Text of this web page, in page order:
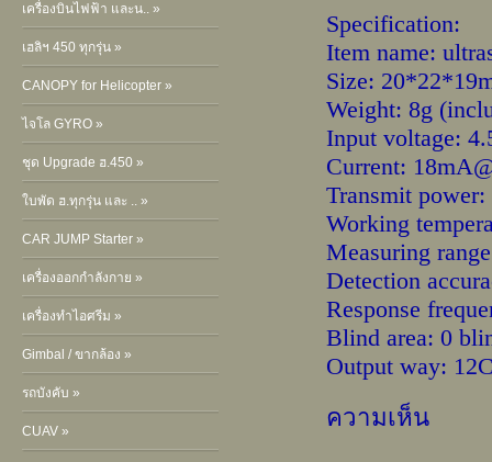
เครื่องบินไฟฟ้า และน.. »
เฮลิฯ 450 ทุกรุ่น »
CANOPY for Helicopter »
ไจโล GYRO »
ชุด Upgrade ฮ.450 »
ใบพัด ฮ.ทุกรุ่น และ .. »
CAR JUMP Starter »
เครื่องออกกำลังกาย »
เครื่องทำไอศรีม »
Gimbal / ขากล้อง »
รถบังคับ »
CUAV »
Specification:
Item name:
Size:
Weight: 8g
Input voltage:
Current:
Transmit
Working
Measuring
Detection
Response
Blind area: 0
Output way:
ความเห็น